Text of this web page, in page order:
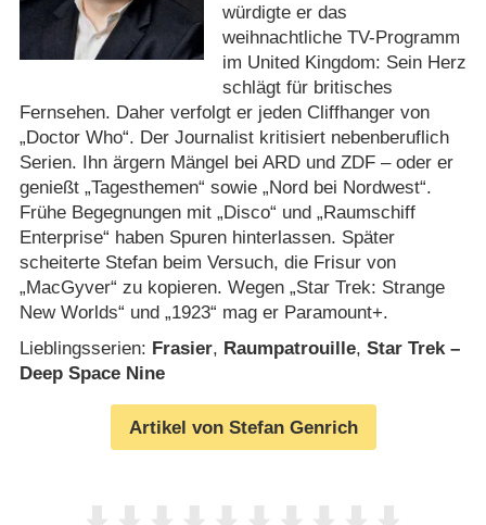
würdigte er das
weihnachtliche TV-Programm
im United Kingdom: Sein Herz
schlägt für britisches
Fernsehen. Daher verfolgt er jeden Cliffhanger von
„Doctor Who“. Der Journalist kritisiert nebenberuflich
Serien. Ihn ärgern Mängel bei ARD und ZDF – oder er
genießt „Tagesthemen“ sowie „Nord bei Nordwest“.
Frühe Begegnungen mit „Disco“ und „Raumschiff
Enterprise“ haben Spuren hinterlassen. Später
scheiterte Stefan beim Versuch, die Frisur von
„MacGyver“ zu kopieren. Wegen „Star Trek: Strange
New Worlds“ und „1923“ mag er Paramount+.
Lieblingsserien: Frasier, Raumpatrouille, Star Trek –
Deep Space Nine
Artikel von Stefan Genrich